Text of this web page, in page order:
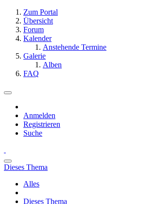
Zum Portal
Übersicht
Forum
Kalender
Anstehende Termine
Galerie
Alben
FAQ
Anmelden
Registrieren
Suche
Dieses Thema
Alles
Dieses Thema